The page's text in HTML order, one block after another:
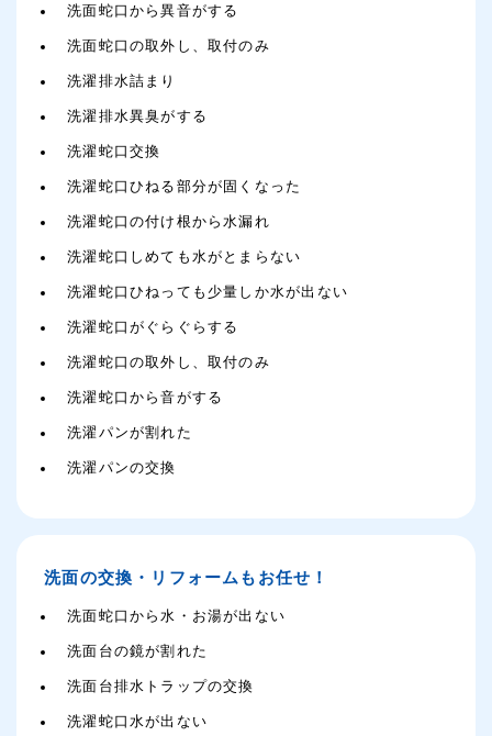
洗面蛇口から異音がする
洗面蛇口の取外し、取付のみ
洗濯排水詰まり
洗濯排水異臭がする
洗濯蛇口交換
洗濯蛇口ひねる部分が固くなった
洗濯蛇口の付け根から水漏れ
洗濯蛇口しめても水がとまらない
洗濯蛇口ひねっても少量しか水が出ない
洗濯蛇口がぐらぐらする
洗濯蛇口の取外し、取付のみ
洗濯蛇口から音がする
洗濯パンが割れた
洗濯パンの交換
洗面の交換・リフォームもお任せ！
洗面蛇口から水・お湯が出ない
洗面台の鏡が割れた
洗面台排水トラップの交換
洗濯蛇口水が出ない